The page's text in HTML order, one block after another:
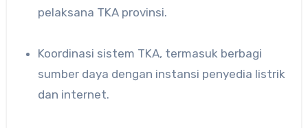
pelaksana TKA provinsi.
Koordinasi sistem TKA, termasuk berbagi
sumber daya dengan instansi penyedia listrik
dan internet.